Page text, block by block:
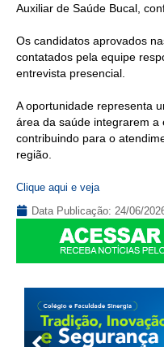
Auxiliar de Saúde Bucal,
Os candidatos aprovados
contatados pela equipe
entrevista presencial.
A oportunidade representa
área da saúde integrarem a
contribuindo para o
região.
Clique aqui e veja
Data Publicação: 24/06/